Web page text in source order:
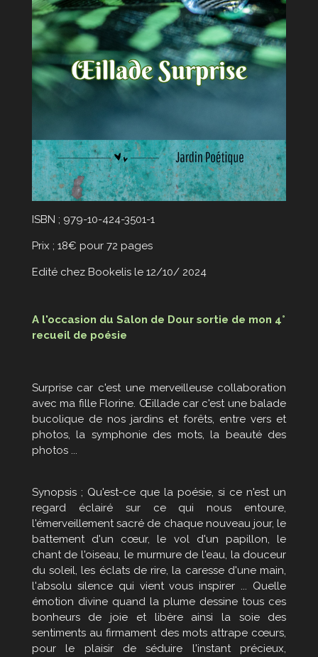
ISBN ; 979-10-424-3501-1
Prix ; 18€ pour 72 pages
Edité chez Bookelis le 12/10/ 2024
A l'occasion du Salon de Dour sortie de mon 4°
recueil de poésie
Surprise car c'est une merveilleuse collaboration
avec ma fille Florine. Œillade car c'est une balade
bucolique de nos jardins et forêts, entre vers et
photos, la symphonie des mots, la beauté des
photos ...
Synopsis; Qu'est-ce que la poésie, si ce n'est un
regard éclairé sur ce qui nous entoure,
l'émerveillement sacré de chaque nouveau jour, le
battement d'un cœur, le vol d'un papillon, le
chant de l'oiseau, le murmure de l'eau, la douceur
du soleil, les éclats de rire, la caresse d'une main,
l'absolu silence qui vient vous inspirer ... Quelle
émotion divine quand la plume dessine tous ces
bonheurs de joie et libère ainsi la soie des
sentiments au firmament des mots attrape cœurs,
pour le plaisir de séduire l'instant précieux,